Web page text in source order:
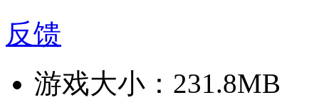
反馈
游戏大小： 231.8MB